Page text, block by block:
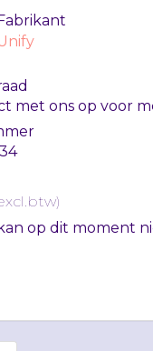
met ons op voor
)
op dit moment